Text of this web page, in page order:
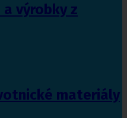
výrobky z
materiály